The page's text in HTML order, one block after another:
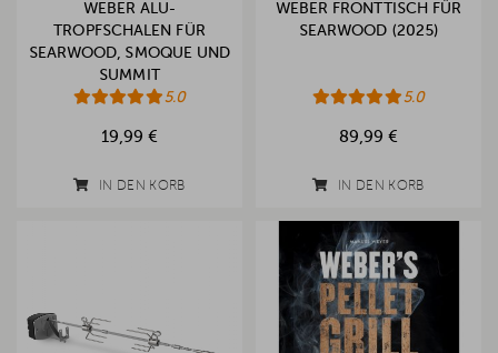
WEBER ALU-
TROPFSCHALEN FÜR
SEARWOOD, SMOQUE UND
SUMMIT
5.0
19,99 €
IN DEN KORB
WEBER FRONTTISCH FÜR
SEARWOOD (2025)
5.0
89,99 €
IN DEN KORB